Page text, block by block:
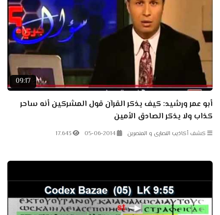
09:17
أبو عمر ورشيد: كيف يذكر القرآن قول المشركين أنه ساحر
كذاب ولا يذكر الصادق الأمين
كشف أكاذيب النصارى و المنصرين 05-06-2014
17.643